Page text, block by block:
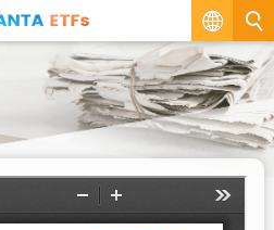
繁
EN